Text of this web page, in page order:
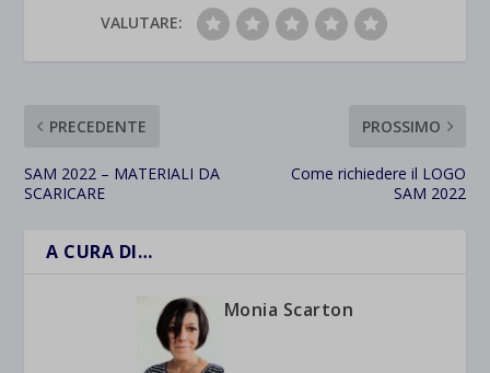
VALUTARE:
PRECEDENTE
SAM 2022 – MATERIALI DA
SCARICARE
PROSSIMO
Come richiedere il LOGO
SAM 2022
A CURA DI…
Monia Scarton